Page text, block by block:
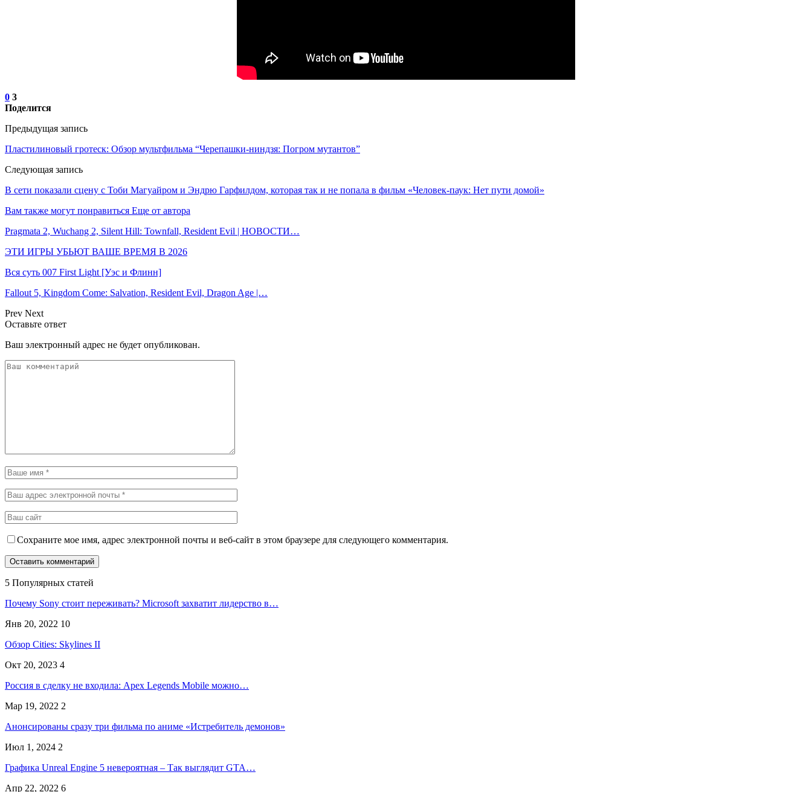
0 3
Поделится
Предыдущая запись
Пластилиновый гротеск: Обзор мультфильма “Черепашки-ниндзя: Погром мутантов”
Следующая запись
В сети показали сцену с Тоби Магуайром и Эндрю Гарфилдом, которая так и не попала в фильм «Человек-паук: Нет пути домой»
Вам также могут понравиться Еще от автора
Pragmata 2, Wuchang 2, Silent Hill: Townfall, Resident Evil | НОВОСТИ…
ЭТИ ИГРЫ УБЬЮТ ВАШЕ ВРЕМЯ В 2026
Вся суть 007 First Light [Уэс и Флинн]
Fallout 5, Kingdom Come: Salvation, Resident Evil, Dragon Age |…
Prev Next
Оставьте ответ
Ваш электронный адрес не будет опубликован.
Сохраните мое имя, адрес электронной почты и веб-сайт в этом браузере для следующего комментария.
5 Популярных статей
Почему Sony стоит переживать? Microsoft захватит лидерство в…
Янв 20, 2022 10
Обзор Cities: Skylines II
Окт 20, 2023 4
Россия в сделку не входила: Apex Legends Mobile можно…
Мар 19, 2022 2
Анонсированы сразу три фильма по аниме «Истребитель демонов»
Июл 1, 2024 2
Графика Unreal Engine 5 невероятная – Так выглядит GTA…
Апр 22, 2022 6